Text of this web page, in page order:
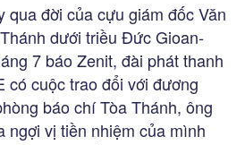
qua đời của cựu giám đốc Văn
dưới triều Đức Gioan-
7 báo Zenit, đài phát thanh
có cuộc trao đổi với đương
báo chí Tòa Thánh, ông
ngợi vị tiền nhiệm của mình